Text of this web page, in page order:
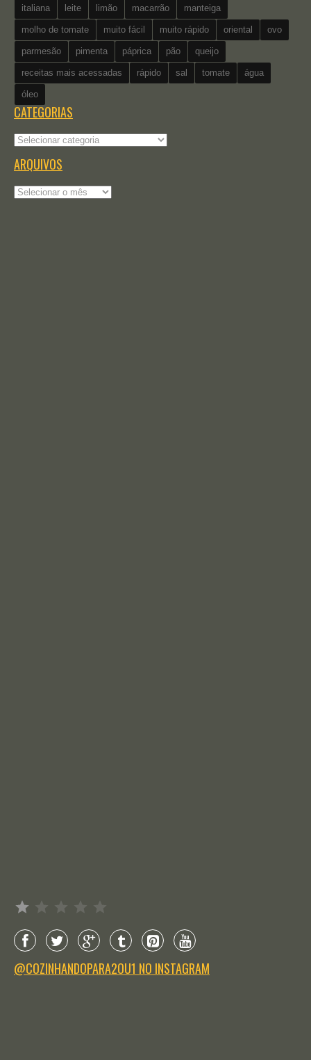
italiana leite limão macarrão manteiga
molho de tomate muito fácil muito rápido oriental ovo
parmesão pimenta páprica pão queijo
receitas mais acessadas rápido sal tomate água
óleo
CATEGORIAS
Categorias
ARQUIVOS
Arquivos
@COZINHANDOPARA2OU1 NO INSTAGRAM